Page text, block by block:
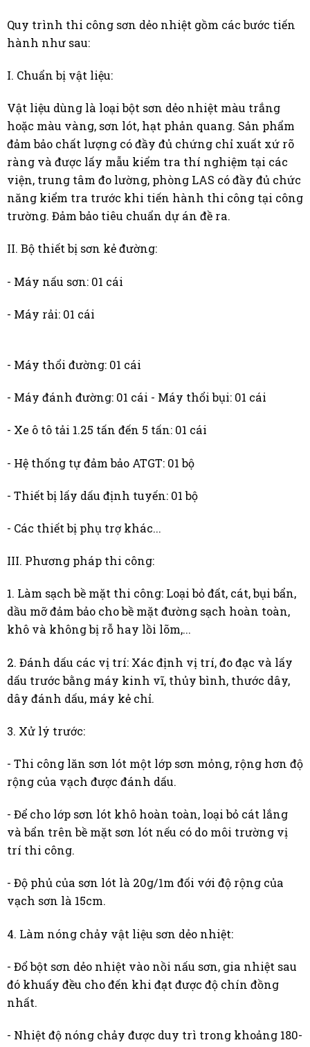
Quy trình thi công sơn dẻo nhiệt gồm các bước tiến
hành như sau:
I. Chuẩn bị vật liệu:
Vật liệu dùng là loại bột sơn dẻo nhiệt màu trắng
hoặc màu vàng, sơn lót, hạt phản quang. Sản phẩm
đảm bảo chất lượng có đầy đủ chứng chỉ xuất xứ rõ
ràng và được lấy mẫu kiểm tra thí nghiệm tại các
viện, trung tâm đo lường, phòng LAS có đầy đủ chức
năng kiểm tra trước khi tiến hành thi công tại công
trường. Đảm bảo tiêu chuẩn dự án đề ra.
II. Bộ thiết bị sơn kẻ đường:
- Máy nấu sơn: 01 cái
- Máy rải: 01 cái
- Máy thổi đường: 01 cái
- Máy đánh đường: 01 cái - Máy thổi bụi: 01 cái
- Xe ô tô tải 1.25 tấn đến 5 tấn: 01 cái
- Hệ thống tự đảm bảo ATGT: 01 bộ
- Thiết bị lấy dấu định tuyến: 01 bộ
- Các thiết bị phụ trợ khác...
III. Phương pháp thi công:
1. Làm sạch bề mặt thi công: Loại bỏ đất, cát, bụi bẩn,
dầu mỡ đảm bảo cho bề mặt đường sạch hoàn toàn,
khô và không bị rỗ hay lồi lõm,...
2. Đánh dấu các vị trí: Xác định vị trí, đo đạc và lấy
dấu trước bằng máy kinh vĩ, thủy bình, thước dây,
dây đánh dấu, máy kẻ chỉ.
3. Xử lý trước:
- Thi công lăn sơn lót một lớp sơn mỏng, rộng hơn độ
rộng của vạch được đánh dấu.
- Để cho lớp sơn lót khô hoàn toàn, loại bỏ cát lắng
và bẩn trên bề mặt sơn lót nếu có do môi trường vị
trí thi công.
- Độ phủ của sơn lót là 20g/1m đối với độ rộng của
vạch sơn là 15cm.
4. Làm nóng chảy vật liệu sơn dẻo nhiệt:
- Đổ bột sơn dẻo nhiệt vào nồi nấu sơn, gia nhiệt sau
đó khuấy đều cho đến khi đạt được độ chín đồng
nhất.
- Nhiệt độ nóng chảy được duy trì trong khoảng 180-